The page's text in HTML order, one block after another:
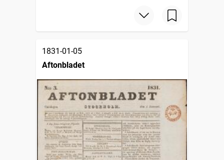
1831-01-05
Aftonbladet